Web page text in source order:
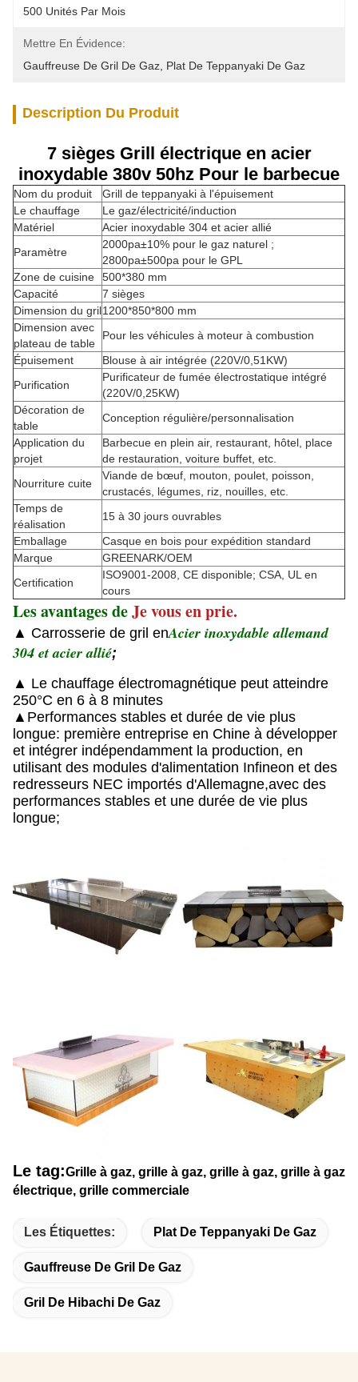
500 Unités Par Mois
Mettre En Évidence:
Gauffreuse De Gril De Gaz Plat De Teppanyaki De Gaz
Description Du Produit
7 sièges Grill électrique en acier
inoxydable 380v 50hz Pour le barbecue
Nom du produit
Grill de teppanyaki à l'épuisement
Le chauffage
Le gaz/électricité/induction
Matériel
Acier inoxydable 304 et acier allié
Paramètre
2000pa±10% pour le gaz naturel ;
2800pa±500pa pour le GPL
Zone de cuisine
500*380 mm
Capacité
7 sièges
Dimension du gril1200*850*800 mm
Dimension avec
plateau de table
Pour les véhicules à moteur à combustion
Épuisement
Blouse à air intégrée (220V/0,51KW)
Purification
Purificateur de fumée électrostatique intégré
(220V/0,25KW)
Décoration de
table
Conception régulière/personnalisation
Application du
projet
Barbecue en plein air, restaurant, hôtel, place
de restauration, voiture buffet, etc.
Nourriture cuite
Viande de bœuf, mouton, poulet, poisson,
crustacés, légumes, riz, nouilles, etc.
Temps de
réalisation
15 à 30 jours ouvrables
Emballage
Casque en bois pour expédition standard
Marque
GREENARK/OEM
Certification
ISO9001-2008, CE disponible; CSA, UL en
cours
Les avantages deJe vous en prie.
▲ Carrosserie de gril enAcier inoxydable allemand
304 et acier allié;
▲ Le chauffage électromagnétique peut atteindre
250°C en 6 à 8 minutes
▲Performances stables et durée de vie plus
longue: première entreprise en Chine à développer
et intégrer indépendamment la production, en
utilisant des modules d'alimentation Infineon et des
redresseurs NEC importés d'Allemagne,avec des
performances stables et une durée de vie plus
longue;
Le tag:Grille à gaz, grille à gaz, grille à gaz, grille à gaz
électrique, grille commerciale
Les Étiquettes: Plat De Teppanyaki De Gaz
Gauffreuse De Gril De Gaz
Gril De Hibachi De Gaz